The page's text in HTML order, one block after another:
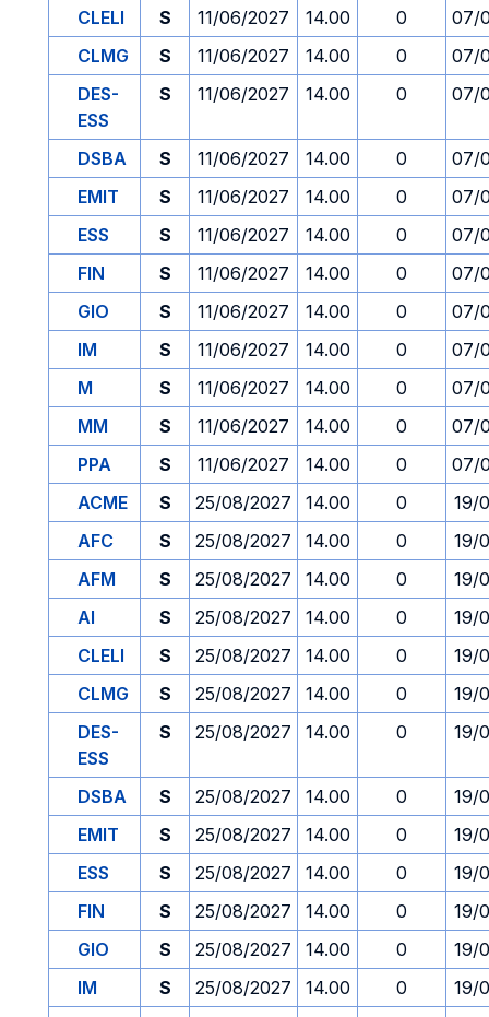
CLELI
S 11/06/2027 14.00 0
07/
CLMG
S 11/06/2027 14.00 0
07/
DES-
ESS
S 11/06/2027 14.00 0 07/
DSBA S 11/06/2027 14.00 0
07/
EMIT
S 11/06/2027 14.00 0
07/
ESS
S 11/06/2027 14.00 0
07/
FIN
S 11/06/2027 14.00 0
07/
GIO
S 11/06/2027 14.00 0
07/
IM
S 11/06/2027 14.00 0
07/
M
S 11/06/2027 14.00 0
07/
MM
S 11/06/2027 14.00 0
07/
PPA
S 11/06/2027 14.00 0
07/
ACME
S 25/08/2027 14.00 0
19/
AFC
S 25/08/2027 14.00 0
19/
AFM
S 25/08/2027 14.00 0
19/
AI
S 25/08/2027 14.00 0
19/
CLELI
S 25/08/2027 14.00 0
19/
CLMG
S 25/08/2027 14.00 0
19/
DES-
ESS
S 25/08/2027 14.00 0 19/
DSBA S 25/08/2027 14.00 0
19/
EMIT
S 25/08/2027 14.00 0
19/
ESS
S 25/08/2027 14.00 0
19/
FIN
S 25/08/2027 14.00 0
19/
GIO
S 25/08/2027 14.00 0
19/
IM
S 25/08/2027 14.00 0
19/